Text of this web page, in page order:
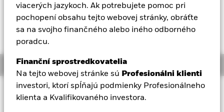
viacerých jazykoch. Ak potrebujete pomoc pri
pochopení obsahu tejto webovej stránky, obráťte
sa na svojho finančného alebo iného odborného
poradcu.
Finanční sprostredkovatelia
Na tejto webovej stránke sú Profesionálni klienti
investori, ktorí spĺňajú podmienky Profesionálneho
klienta a Kvalifikovaného investora.
Aladdin
Naša spoločnosť
Overview
Investičný prístup